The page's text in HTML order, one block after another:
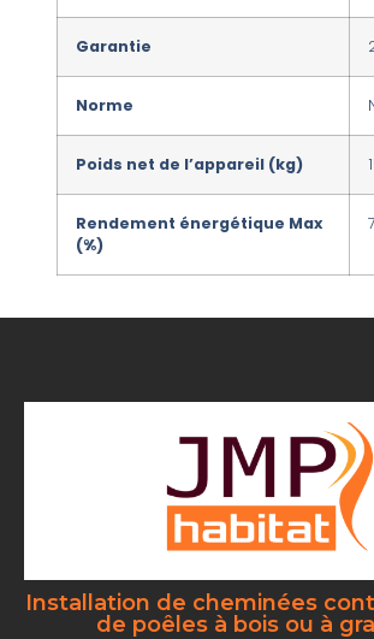
Garantie
Norme
Poids net de l’appareil (kg)
Rendement énergétique Max
(%)
Installation de cheminées
de poêles à bois ou à